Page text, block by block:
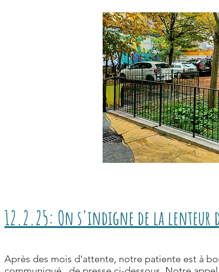
12.2.25: On s'indigne de la lenteur
Après des mois d'attente, notre patiente est à